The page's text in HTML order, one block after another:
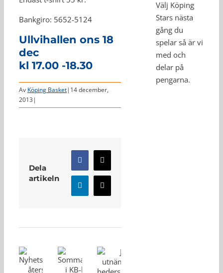
Bankgiro: 5652-5124
Ullvihallen ons 18
dec
kl 17.00 -18.30
Av Köping Basket| 14 december,
2013 |
Dela
artikeln
Facebook
X
LinkedInE-
post
Välj Köping
Stars nästa
gång du
spelar så är vi
med och
delar på
pengarna.